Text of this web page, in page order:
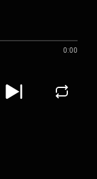
0:00